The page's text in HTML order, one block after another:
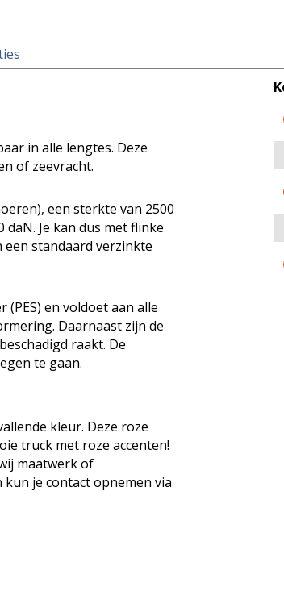
in alle lengtes. Deze
of zeevracht.
een sterkte van 2500
Je kan dus met flinke
standaard verzinkte
en voldoet aan alle
Daarnaast zijn de
raakt. De
te gaan.
kleur. Deze roze
truck met roze accenten!
maatwerk of
je contact opnemen via